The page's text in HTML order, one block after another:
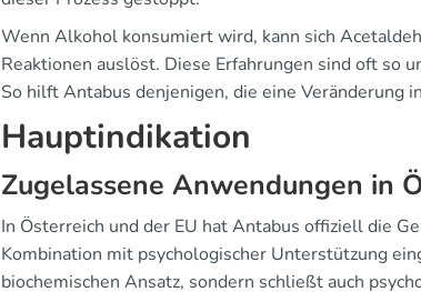
Wenn Alkohol konsumiert wird, kann sich
Reaktionen auslöst. Diese Erfahrungen sind oft so
So hilft Antabus denjenigen, die eine Veränderung
Hauptindikation
Zugelassene Anwendungen in
In Österreich und der EU hat Antabus offiziell die
Kombination mit psychologischer Unterstützung
biochemischen Ansatz, sondern schließt auch